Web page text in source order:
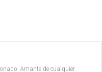
Amante de cualquier